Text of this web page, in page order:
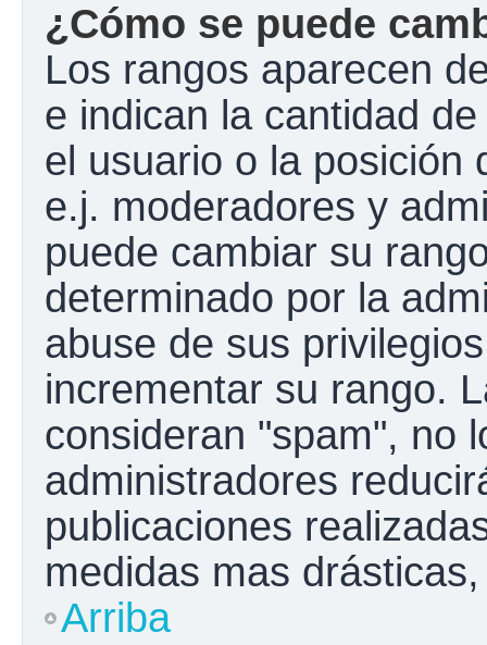
¿Cómo se puede
Los rangos aparecen
e indican la cantidad
el usuario o la posición
e.j. moderadores y
puede cambiar su
determinado por la
abuse de sus
incrementar su rango.
consideran "spam", no
administradores
publicaciones
medidas mas
Arriba